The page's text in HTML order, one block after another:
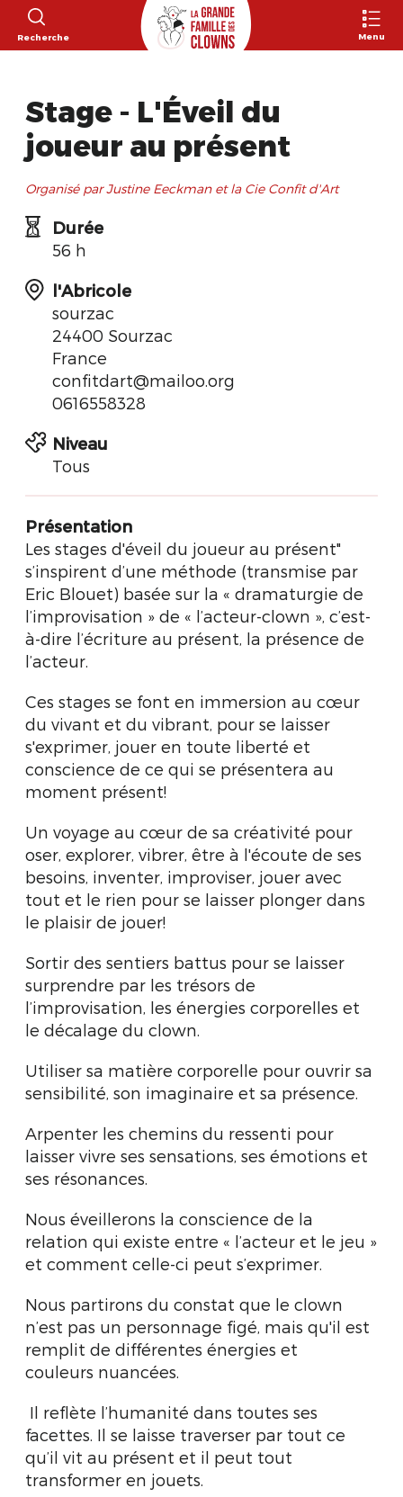
Recherche Menu
Stage - L'Éveil du
joueur au présent
Organisé par Justine Eeckman et la Cie Confit d'Art
Durée
56 h
l'Abricole
sourzac
24400 Sourzac
France
confitdart@mailoo.org
0616558328
Niveau
Tous
Présentation
Les stages d'éveil du joueur au présent"
s’inspirent d’une méthode (transmise par
Eric Blouet) basée sur la « dramaturgie de
l’improvisation » de « l’acteur-clown », c’est-
à-dire l’écriture au présent, la présence de
l’acteur.
Ces stages se font en immersion au cœur
du vivant et du vibrant, pour se laisser
s'exprimer, jouer en toute liberté et
conscience de ce qui se présentera au
moment présent!
Un voyage au cœur de sa créativité pour
oser, explorer, vibrer, être à l'écoute de ses
besoins, inventer, improviser, jouer avec
tout et le rien pour se laisser plonger dans
le plaisir de jouer!
Sortir des sentiers battus pour se laisser
surprendre par les trésors de
l’improvisation, les énergies corporelles et
le décalage du clown.
Utiliser sa matière corporelle pour ouvrir sa
sensibilité, son imaginaire et sa présence.
Arpenter les chemins du ressenti pour
laisser vivre ses sensations, ses émotions et
ses résonances.
Nous éveillerons la conscience de la
relation qui existe entre « l’acteur et le jeu »
et comment celle-ci peut s’exprimer.
Nous partirons du constat que le clown
n’est pas un personnage figé, mais qu'il est
remplit de différentes énergies et
couleurs nuancées.
Il reflète l’humanité dans toutes ses
facettes. Il se laisse traverser par tout ce
qu’il vit au présent et il peut tout
transformer en jouets.